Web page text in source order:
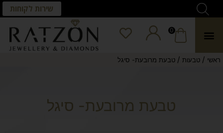
שירות לקוחות
0
ראשי / טבעות / טבעת מרובעת- סיגל
טבעת מרובעת- סיגל